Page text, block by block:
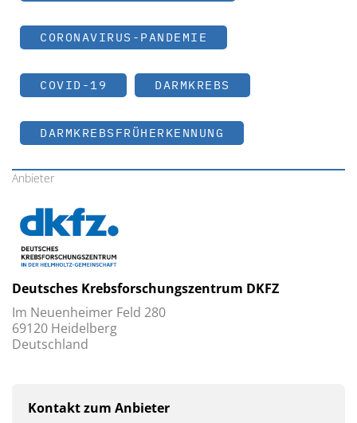
CORONAVIRUS-PANDEMIE
COVID-19 DARMKREBS
DARMKREBSFRÜHERKENNUNG
Anbieter
Deutsches Krebsforschungszentrum DKFZ
Im Neuenheimer Feld 280
69120 Heidelberg
Deutschland
Kontakt zum Anbieter